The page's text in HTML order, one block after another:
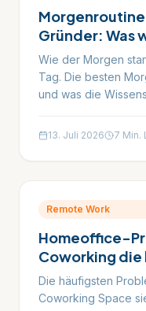
Gründer: Was
Wie der Morgen
Tag. Die besten
und was die
13. Juli 2026 7 Min.
Remote Work
Homeoffice-
Coworking
Die häufigsten
Coworking Space